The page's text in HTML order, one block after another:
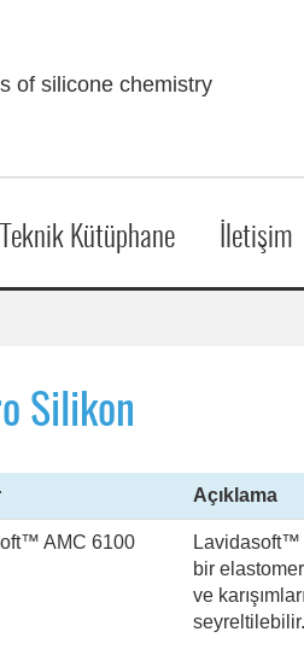
of silicone chemistry
Teknik Kütüphane İletişim
Silikon
Açıklama
AMC 6100
Lavidasoft™
bir
ve
seyreltilebilir.